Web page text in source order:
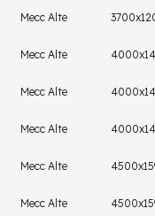
Mecc Alte
Mecc Alte
Mecc Alte
Mecc Alte
Mecc Alte
Mecc Alte